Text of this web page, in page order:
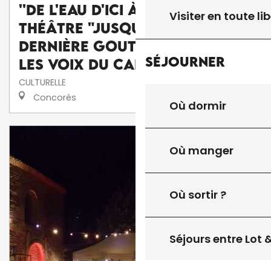
Visiter en toute
Séjourner
Où dormir
Où manger
Où sortir ?
Séjours entre Lot
''De l'eau d'ici à l'eau de là'' :
théâtre "Jusqu'à la
dernière goutte" par la Cie
Les voix du caméléon
CULTURELLE
Concorès